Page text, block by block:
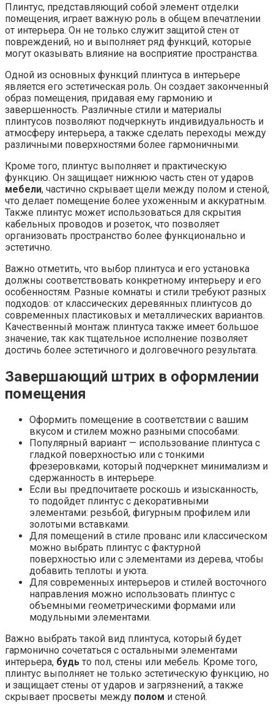
Плинтус, представляющий собой элемент отделки
помещения, играет важную роль в общем впечатлении
от интерьера. Он не только служит защитой стен от
повреждений, но и выполняет ряд функций, которые
могут оказывать влияние на восприятие пространства.
Одной из основных функций плинтуса в интерьере
является его эстетическая роль. Он создает законченный
образ помещения, придавая ему гармонию и
завершенность. Различные стили и материалы
плинтусов позволяют подчеркнуть индивидуальность и
атмосферу интерьера, а также сделать переходы между
различными поверхностями более гармоничными.
Кроме того, плинтус выполняет и практическую
функцию. Он защищает нижнюю часть стен от ударов
мебели, частично скрывает щели между полом и стеной,
что делает помещение более ухоженным и аккуратным.
Также плинтус может использоваться для скрытия
кабельных проводов и розеток, что позволяет
организовать пространство более функционально и
эстетично.
Важно отметить, что выбор плинтуса и его установка
должны соответствовать конкретному интерьеру и его
особенностям. Разные комнаты и стили требуют разных
подходов: от классических деревянных плинтусов до
современных пластиковых и металлических вариантов.
Качественный монтаж плинтуса также имеет большое
значение, так как тщательное исполнение позволяет
достичь более эстетичного и долговечного результата.
Завершающий штрих в оформлении
помещения
Оформить помещение в соответствии с вашим
вкусом и стилем можно разными способами:
Популярный вариант — использование плинтуса с
гладкой поверхностью или с тонкими
фрезеровками, который подчеркнет минимализм и
сдержанность в интерьере.
Если вы предпочитаете роскошь и изысканность,
то подойдет плинтус с декоративными
элементами: резьбой, фигурным профилем или
золотыми вставками.
Для помещений в стиле прованс или классическом
можно выбрать плинтус с фактурной
поверхностью или с элементами из дерева, чтобы
добавить теплоты и уюта.
Для современных интерьеров и стилей восточного
направления можно использовать плинтус с
объемными геометрическими формами или
модульными элементами.
Важно выбрать такой вид плинтуса, который будет
гармонично сочетаться с остальными элементами
интерьера, будь то пол, стены или мебель. Кроме того,
плинтус выполняет не только эстетическую функцию, но
и защищает стены от ударов и загрязнений, а также
скрывает просветы между полом и стеной.